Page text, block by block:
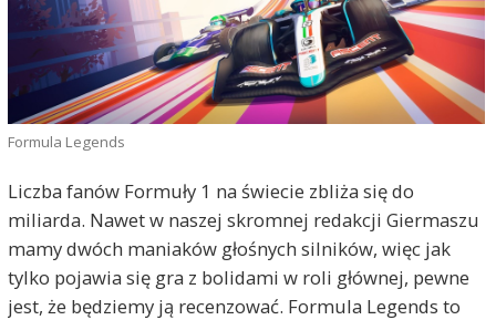
Formula Legends
Liczba fanów Formuły 1 na świecie zbliża się do
miliarda. Nawet w naszej skromnej redakcji Giermaszu
mamy dwóch maniaków głośnych silników, więc jak
tylko pojawia się gra z bolidami w roli głównej, pewne
jest, że będziemy ją recenzować. Formula Legends to